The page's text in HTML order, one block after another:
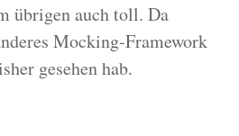
übrigen auch toll. Da
Mocking-Framework
gesehen hab.